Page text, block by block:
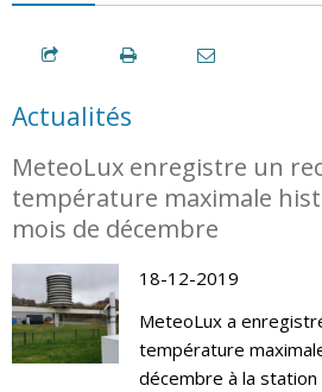
Actualités
MeteoLux enregistre un
température maximale
mois de décembre
18-12-2019
MeteoLux a
température
décembre à la